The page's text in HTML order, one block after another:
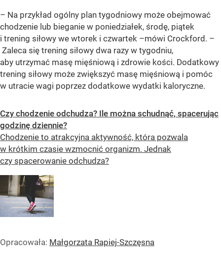
– Na przykład ogólny plan tygodniowy może obejmować
chodzenie lub bieganie w poniedziałek, środę, piątek
i trening siłowy we wtorek i czwartek –mówi Crockford. –
Zaleca się trening siłowy dwa razy w tygodniu,
aby utrzymać masę mięśniową i zdrowie kości. Dodatkowy
trening siłowy może zwiększyć masę mięśniową i pomóc
w utracie wagi poprzez dodatkowe wydatki kaloryczne.
Czy chodzenie odchudza? Ile można schudnąć, spacerując
godzinę dziennie?
Chodzenie to atrakcyjna aktywność, która pozwala
w krótkim czasie wzmocnić organizm. Jednak
czy spacerowanie odchudza?
Opracowała: Małgorzata Rapiej-Szczęsna